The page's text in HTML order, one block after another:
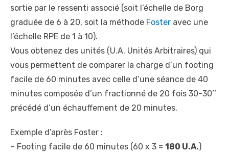
sortie par le ressenti associé (soit l’échelle de Borg
graduée de 6 à 20, soit la méthode Foster avec une
l’échelle RPE de 1 à 10).
Vous obtenez des unités (U.A. Unités Arbitraires) qui
vous permettent de comparer la charge d’un footing
facile de 60 minutes avec celle d’une séance de 40
minutes composée d’un fractionné de 20 fois 30-30’’
précédé d’un échauffement de 20 minutes.
Exemple d’après Foster :
– Footing facile de 60 minutes (60 x 3 = 180 U.A.)